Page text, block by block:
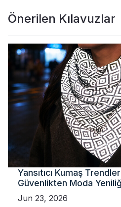
Önerilen Kılavuzlar
Yansıtıcı Kumaş
Güvenlikten Moda
Jun 23, 2026